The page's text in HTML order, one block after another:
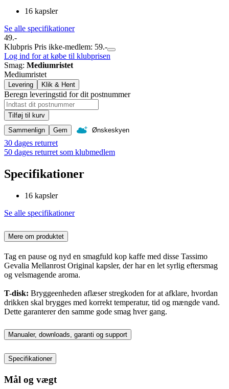
16 kapsler
Se alle specifikationer
49.-
Klubpris Pris ikke-medlem: 59.-
Log ind for at købe til klubprisen
Smag: Mediumristet
Mediumristet
Levering Klik & Hent
Beregn leveringstid for dit postnummer
Tilføj til kurv
Sammenlign
Gem Ønskeskyen
30 dages returret
50 dages returret som klubmedlem
Specifikationer
16 kapsler
Se alle specifikationer
Mere om produktet
Tag en pause og nyd en smagfuld kop kaffe med disse Tassimo
Gevalia Mellanrost Original kapsler, der har en let syrlig eftersmag
og velsmagende aroma.
T-disk: Bryggeenheden aflæser stregkoden for at afklare, hvordan
drikken skal brygges med korrekt temperatur, tid og mængde vand.
Dette garanterer den samme gode smag hver gang.
Manualer, downloads, garanti og support
Specifikationer
Mål og vægt